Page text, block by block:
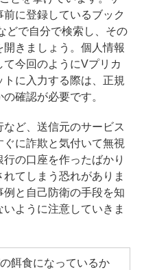
に登録しているブック
どで自分で検索し、その
きましょう。個人情報
今回のようにVプリカ
に入力する際は、正規
確認が必要です。
ど、送信元のサービス
に詐欺と気付いて無視
の口座を作ったばかり
てしまう恐れがありま
と自己防衛の手段を知
ように注意していきま
餌食になっているか